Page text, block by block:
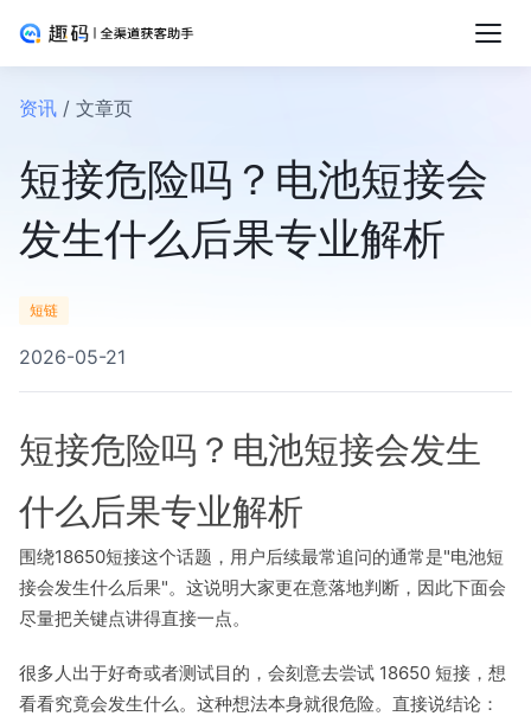
资讯 / 文章页
短接危险吗？电池短接会
发生什么后果专业解析
短链
2026-05-21
短接危险吗？电池短接会发生
什么后果专业解析
围绕18650短接这个话题，用户后续最常追问的通常是"电池短
接会发生什么后果"。这说明大家更在意落地判断，因此下面会
尽量把关键点讲得直接一点。
很多人出于好奇或者测试目的，会刻意去尝试 18650 短接，想
看看究竟会发生什么。这种想法本身就很危险。直接说结论：